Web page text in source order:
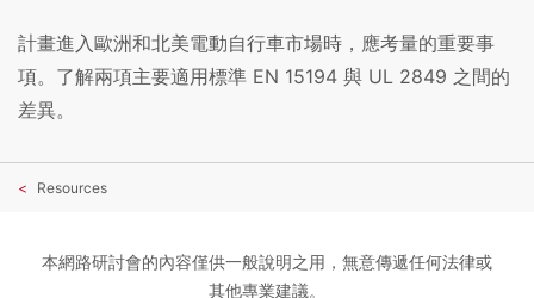
計畫進入歐洲和北美電動自行車市場時，應考量的重要事
項。了解兩項主要適用標準 EN 15194 與 UL 2849 之間的
差異。
Resources
本網路研討會的內容僅供一般說明之用，無意傳遞任何法律或
其他專業建議。